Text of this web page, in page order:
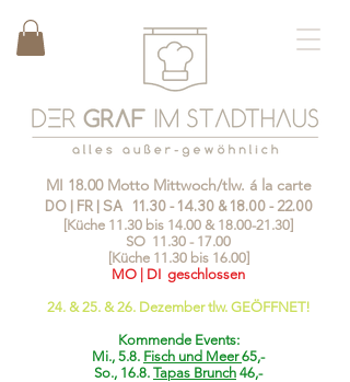
MI 18.00 Motto Mittwoch/tlw. á la carte
DO | FR | SA 11.30 - 14.30&18.00 - 22.00
[Küche 11.30 bis 14.00 & 18.00-21.30]
SO 11.30 - 17.00
[Küche 11.30 bis 16.00]
MO | DI geschlossen
24. & 25. & 26. Dezember tlw. GEÖFFNET!
Kommende Events:
Mi., 5.8. Fisch und Meer65,-
So., 16.8. Tapas Brunch 46,-